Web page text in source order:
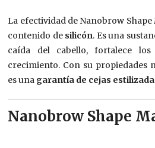
La efectividad de Nanobrow Shape
contenido de silicón. Es una
caída del cabello, fortalece
crecimiento. Con su propiedades
es una garantía de cejas
Nanobrow Shape